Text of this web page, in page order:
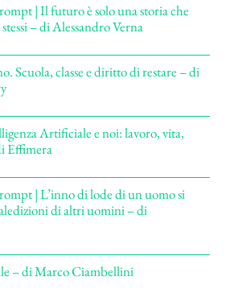
| Il futuro è solo una storia che
– di Alessandro Verna
Scuola, classe e diritto di restare – di
Artificiale e noi: lavoro, vita,
Effimera
| L’inno di lode di un uomo si
di altri uomini – di
– di Marco Ciambellini